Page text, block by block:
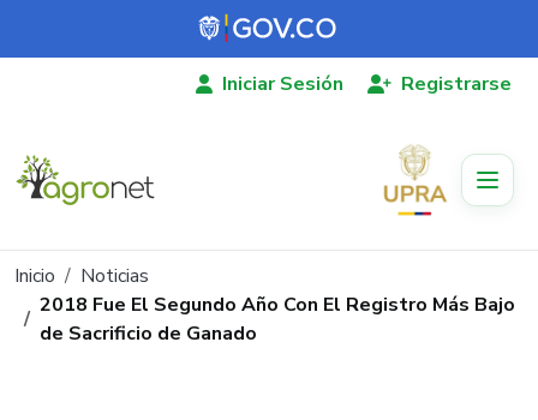
Pasar al contenido principal
Iniciar Sesión Registrarse
Ruta de navegación
Inicio
Noticias
2018 Fue El Segundo Año Con El Registro Más Bajo
de Sacrificio de Ganado